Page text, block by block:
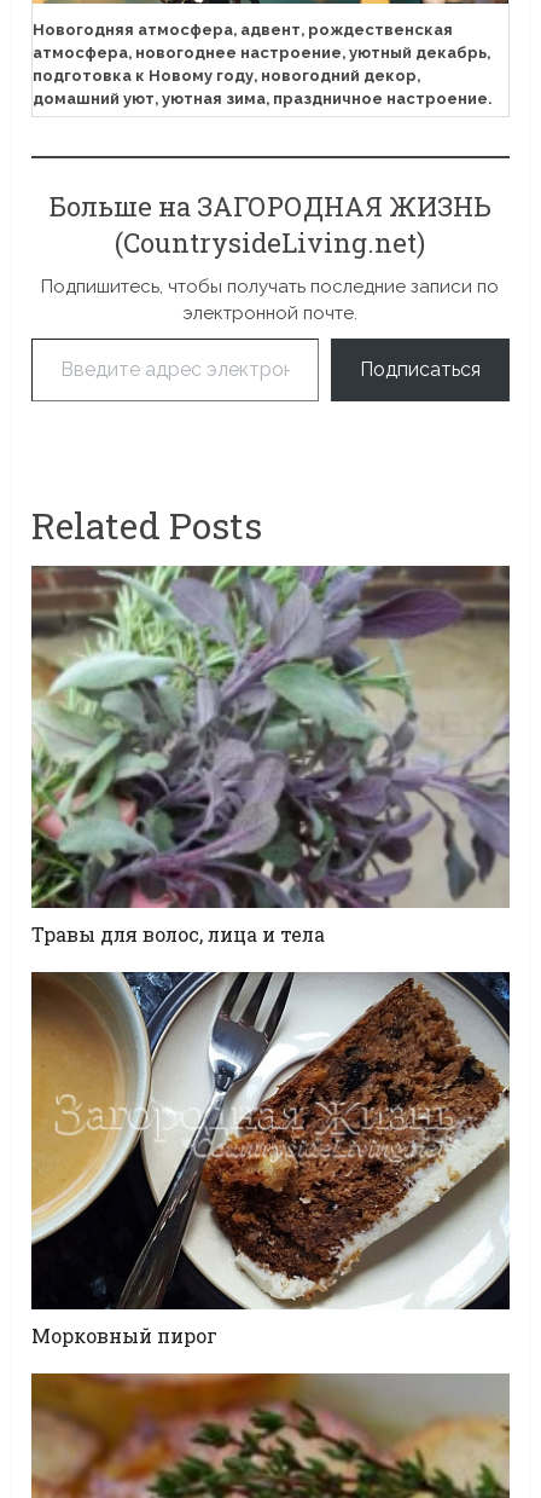
Новогодняя атмосфера, адвент, рождественская
атмосфера, новогоднее настроение, уютный декабрь,
подготовка к Новому году, новогодний декор,
домашний уют, уютная зима, праздничное настроение.
Больше на ЗАГОРОДНАЯ ЖИЗНЬ
(CountrysideLiving.net)
Подпишитесь, чтобы получать последние записи по
электронной почте.
Введите адрес электронной почты…
Подписаться
Related Posts
Травы для волос, лица и тела
Морковный пирог